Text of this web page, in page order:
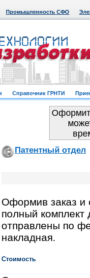
Промышленность СФО
Справочник ГРНТИ
Патентный отдел
Оформив заказ и
полный комплект
отправлены по
накладная.
Стоимость